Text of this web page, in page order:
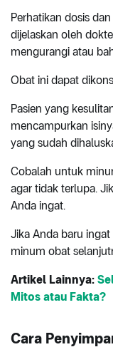
Perhatikan dosis
dijelaskan oleh
mengurangi atau
Obat ini dapat
Pasien yang
mencampurkan
yang sudah
Cobalah untuk
agar tidak terlupa.
Anda ingat.
Jika Anda baru
minum obat
Artikel Lainnya:
Mitos atau Fakta?
Cara